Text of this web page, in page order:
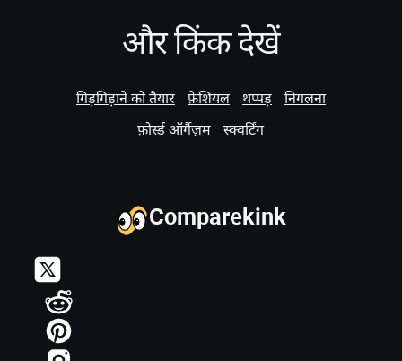
और किंक देखें
गिड़गिड़ाने को तैयार फ़ेशियल थप्पड़
निगलना
फ़ोर्स्ड ऑर्गैज़म
स्क्वर्टिंग
Comparekink